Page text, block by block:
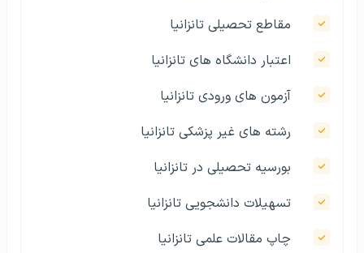
مقاطع تحصیلی تانزانیا
اعتبار دانشگاه های تانزانیا
آزمون های ورودی تانزانیا
رشته های غیر پزشکی تانزانیا
بورسیه تحصیلی در تانزانیا
تسهیلات دانشجویی تانزانیا
چاپ مقالات علمی تانزانیا